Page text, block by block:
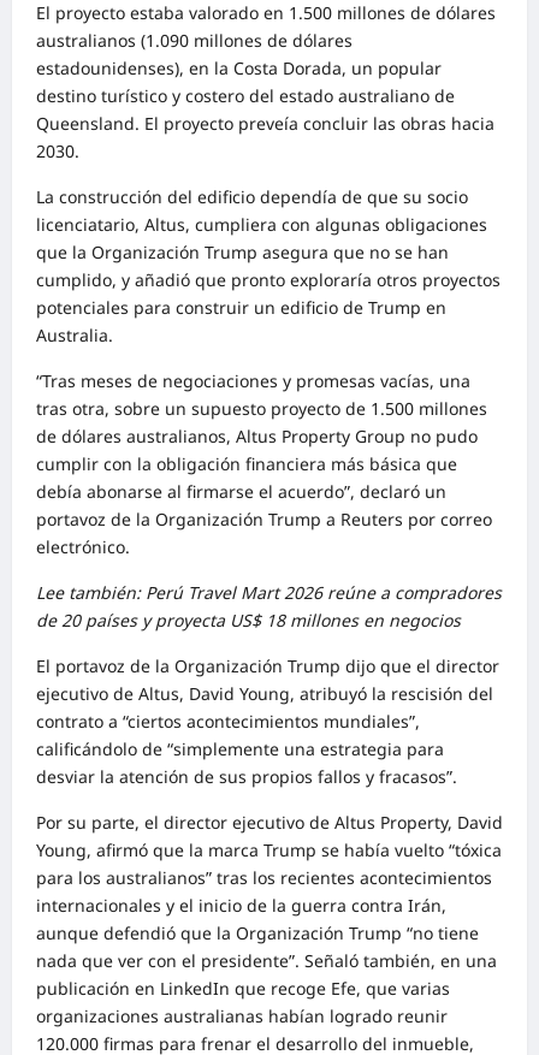
El proyecto estaba valorado en 1.500 millones de dólares
australianos (1.090 millones de dólares
estadounidenses), en la Costa Dorada, un popular
destino turístico y costero del estado australiano de
Queensland. El proyecto preveía concluir las obras hacia
2030.
La construcción del edificio dependía de que su socio
licenciatario, Altus, cumpliera con algunas obligaciones
que la Organización Trump asegura que no se han
cumplido, y añadió que pronto exploraría otros proyectos
potenciales para construir un edificio de Trump en
Australia.
“Tras meses de negociaciones y promesas vacías, una
tras otra, sobre un supuesto proyecto de 1.500 millones
de dólares australianos, Altus Property Group no pudo
cumplir con la obligación financiera más básica que
debía abonarse al firmarse el acuerdo”, declaró un
portavoz de la Organización Trump a Reuters por correo
electrónico.
Lee también: Perú Travel Mart 2026 reúne a compradores
de 20 países y proyecta US$ 18 millones en negocios
El portavoz de la Organización Trump dijo que el director
ejecutivo de Altus, David Young, atribuyó la rescisión del
contrato a “ciertos acontecimientos mundiales”,
calificándolo de “simplemente una estrategia para
desviar la atención de sus propios fallos y fracasos”.
Por su parte, el director ejecutivo de Altus Property, David
Young, afirmó que la marca Trump se había vuelto “tóxica
para los australianos” tras los recientes acontecimientos
internacionales y el inicio de la guerra contra Irán,
aunque defendió que la Organización Trump “no tiene
nada que ver con el presidente”. Señaló también, en una
publicación en LinkedIn que recoge Efe, que varias
organizaciones australianas habían logrado reunir
120.000 firmas para frenar el desarrollo del inmueble,